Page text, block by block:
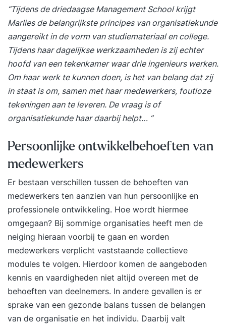
inleidingen, praktische opdrachten en
reflectiemomenten die direct toepasbaar zijn in je
werk. Tussen de twee trainingsdagen door pas je
het geleerde meteen toe in de praktijk. Tijdens de
tweede bijeenkomst bespreek je samen met de
trainer en de groep je ervaringen, inzichten en
resultaten. Je sluit de training af met een
persoonlijke eindevaluatie en een concreet
actieplan voor de periode daarna. Stap 3. Een
Platform Vanaf de eerste trainingsdag krijg je
toegang tot het YEARTH Online Learning
Platform. Hier vind je verdiepende artikelen,
opdrachten en tools om het geleerde direct toe
te passen. Je leert waar en wanneer het jou
uitkomt via de YEARTH app, je tablet of
computer. Zo haal je het maximale resultaat uit je
training en pas je het geleerde duurzaam toe in je
dagelijkse praktijk. Over je trainer De training
wordt verzorgd door een ervaren trainer met
ruime praktijkervaring. Onze trainers combineren
kennis, analytisch vermogen en een scherp
observatievermogen met een persoonlijke en
positieve aanpak. Ze confronteren op een
“Tijdens de driedaagse Management School krijgt
Marlies de belangrijkste principes van organisatiekunde
aangereikt in de vorm van studiemateriaal en college.
Tijdens haar dagelijkse werkzaamheden is zij echter
hoofd van een tekenkamer waar drie ingenieurs werken.
Om haar werk te kunnen doen, is het van belang dat zij
in staat is om, samen met haar medewerkers, foutloze
tekeningen aan te leveren. De vraag is of
organisatiekunde haar daarbij helpt… ”
Persoonlijke ontwikkelbehoeften van
medewerkers
Er bestaan verschillen tussen de behoeften van
medewerkers ten aanzien van hun persoonlijke en
professionele ontwikkeling. Hoe wordt hiermee
omgegaan? Bij sommige organisaties heeft men de
neiging hieraan voorbij te gaan en worden
medewerkers verplicht vaststaande collectieve
modules te volgen. Hierdoor komen de aangeboden
kennis en vaardigheden niet altijd overeen met de
behoeften van deelnemers. In andere gevallen is er
sprake van een gezonde balans tussen de belangen
van de organisatie en het individu. Daarbij valt